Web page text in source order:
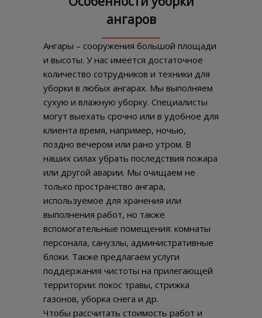
ангаров
Ангары – сооружения большой площади
и высоты. У нас имеется достаточное
количество сотрудников и техники для
уборки в любых ангарах. Мы выполняем
сухую и влажную уборку. Специалисты
могут выехать срочно или в удобное для
клиента время, например, ночью,
поздно вечером или рано утром. В
наших силах убрать последствия пожара
или другой аварии. Мы очищаем не
только пространство ангара,
используемое для хранения или
выполнения работ, но также
вспомогательные помещения: комнаты
персонала, санузлы, административные
блоки. Также предлагаем услуги
поддержания чистоты на прилегающей
территории: покос травы, стрижка
газонов, уборка снега и др.
Чтобы рассчитать стоимость работ и